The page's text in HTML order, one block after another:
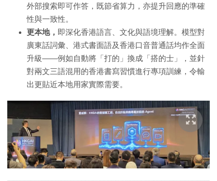
外部搜索即可作答，既節省算力，亦提升回應的準確
性與一致性。
更本地， 即深化香港語言、文化與語境理解。模型對
廣東話詞彙、港式書面語及香港口音普通話均作全面
升級——例如自動將「打的」換成「搭的士」，並針
對兩文三語混用的香港書寫習慣進行專項訓練，令輸
出更貼近本地用家實際需要。